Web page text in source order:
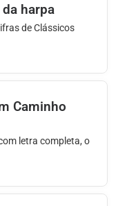
harpa
de Clássicos
Caminho
letra completa, o